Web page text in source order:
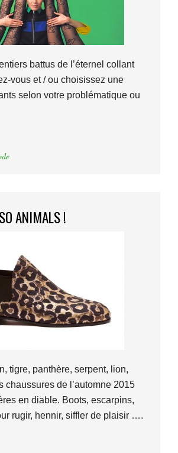
battus de l’éternel collant
vous et / ou choisissez une
selon votre problématique ou
ANIMALS !
tigre, panthère, serpent, lion,
chaussures de l’automne 2015
en diable. Boots, escarpins,
rugir, hennir, siffler de plaisir ….